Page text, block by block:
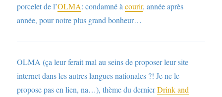
porcelet de l’OLMA: condamné àcourir, année après
année, pour notre plus grand bonheur…
OLMA (ça leur ferait mal au seins de proposer leur site
internet dans les autres langues nationales ?! Je ne le
propose pas en lien, na…), thème du dernierDrink and